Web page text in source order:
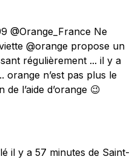
@Orange_France Ne
@orange propose un
régulièrement ... il y a
orange n’est pas plus le
l’aide d’orange 😉
il y a 57 minutes de Saint-